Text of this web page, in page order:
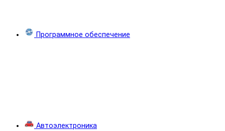
Программное обеспечение
Автоэлектроника